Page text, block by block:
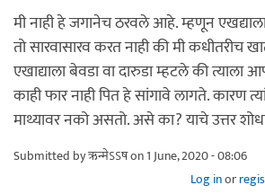
मी नाही हे जगानेच ठरवले आहे. म्हणून
तो सारवासारव करत नाही की मी कधीतरीच
एखाद्याला बेवडा वा दारुडा म्हटले की
काही फार नाही पित हे सांगावे लागते. कारण
माथ्यावर नको असतो. असे का? याचे उत्तर
Submitted byऋन्मेऽऽषon 1 June, 2020 - 08:06
Log inor